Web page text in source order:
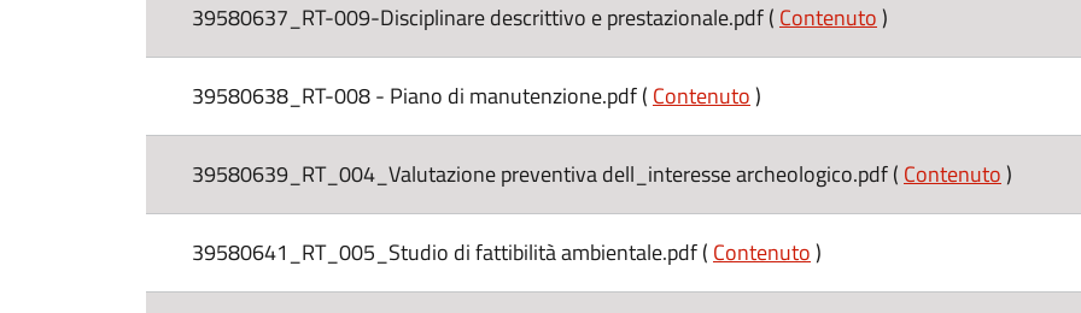
39580637_RT-009-Disciplinare descrittivo e prestazionale.pdf ( Contenuto)
39580638_RT-008 - Piano di manutenzione.pdf ( Contenuto)
39580639_RT_004_Valutazione preventiva dell_interesse archeologico.pdf ( Contenuto)
39580641_RT_005_Studio di fattibilità ambientale.pdf ( Contenuto)